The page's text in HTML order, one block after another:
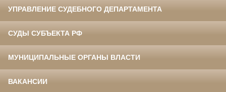
УПРАВЛЕНИЕ СУДЕБНОГО ДЕПАРТАМЕНТА
СУДЫ СУБЪЕКТА РФ
МУНИЦИПАЛЬНЫЕ ОРГАНЫ ВЛАСТИ
ВАКАНСИИ